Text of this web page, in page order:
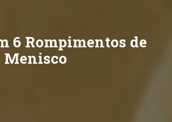
6 Rompimentos de
Menisco